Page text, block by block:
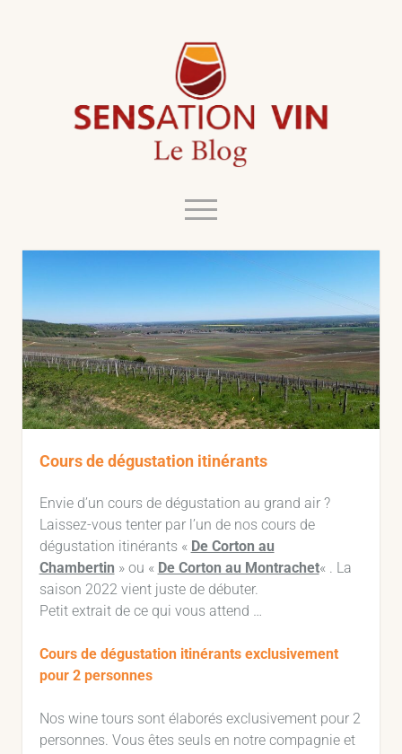
Sensation
open
menu
twitterfacebookinstagram
linkedinyoutube
Blog
L’esprit du Blog
L’aventure Sensation Vin
Contact
Cours de dégustation itinérants
Envie d’un cours de dégustation au grand air ?
Laissez-vous tenter par l’un de nos cours de
dégustation itinérants « De Corton au
Chambertin » ou « De Corton au Montrachet« . La
saison 2022 vient juste de débuter.
Petit extrait de ce qui vous attend …
Cours de dégustation itinérants exclusivement
pour 2 personnes
Nos wine tours sont élaborés exclusivement pour 2
personnes. Vous êtes seuls en notre compagnie et